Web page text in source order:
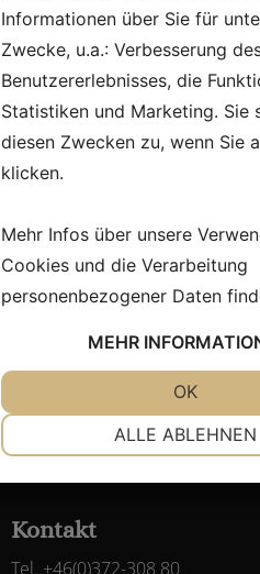
Kontakt
Tel. +46(0)372-308 80
Informationen über Sie für
Zwecke, u.a.: Verbesserung
Benutzererlebnisses, die
Statistiken und Marketing. Sie
diesen Zwecken zu, wenn Sie
klicken.
Mehr Infos über unsere
Cookies und die Verarbeitung
personenbezogener Daten
MEHR
ALLE ABLEHNEN
OK